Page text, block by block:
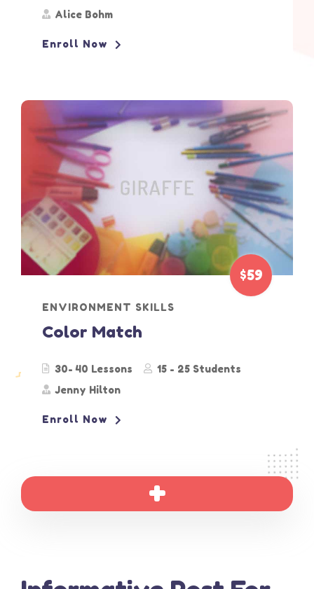
Alice Bohm
Enroll Now
$59
ENVIRONMENT SKILLS
Color Match
30- 40 Lessons
15 - 25 Students
Jenny Hilton
Enroll Now